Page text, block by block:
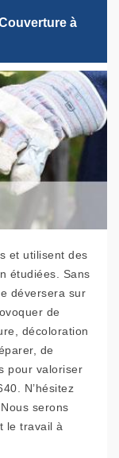
à
et utilisent des
étudiées. Sans
déversera sur
de
décoloration
de
pour valoriser
N’hésitez
serons
le travail à